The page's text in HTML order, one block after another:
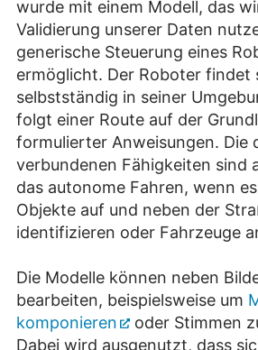
wurde mit einem Modell, das
Validierung unserer Daten
generische Steuerung eines
ermöglicht. Der Roboter findet
selbstständig in seiner
folgt einer Route auf der
formulierter Anweisungen. Die
verbundenen Fähigkeiten sind
das autonome Fahren, wenn
Objekte auf und neben der
identifizieren oder Fahrzeuge
Die Modelle können neben
bearbeiten, beispielsweise um
komponieren
oder Stimmen
Dabei wird ausgenutzt, dass